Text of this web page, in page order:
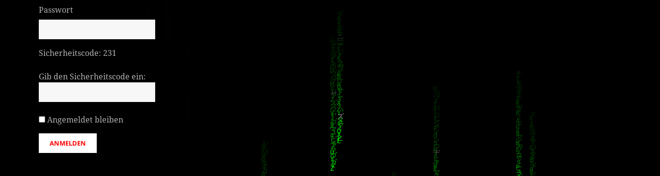
Passwort
Sicherheitscode: 231
Gib den Sicherheitscode ein:
Angemeldet bleiben
ANMELDEN